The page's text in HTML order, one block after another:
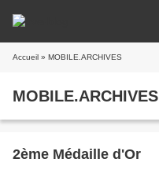
Accueil » MOBILE.ARCHIVES
MOBILE.ARCHIVES
2ème Médaille d'Or